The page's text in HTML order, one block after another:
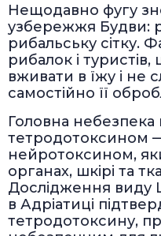
Нещодавно фугу
узбережжя Будви:
рибальську сітку.
рибалок і
вживати в їжу і не
самостійно її
Головна небезпека
тетродотоксином
нейротоксином,
органах, шкірі та
Дослідження виду
в Адріатиці
тетродотоксину,